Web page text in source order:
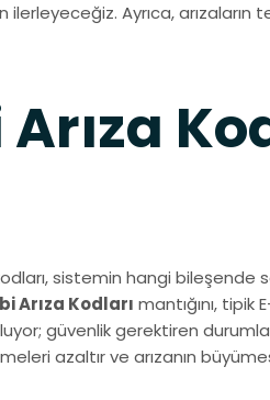
ilerleyeceğiz. Ayrıca, arızaların
sistemin hangi bileşende
Arıza Kodları mantığını, tipik
güvenlik gerektiren
azaltır ve arızanın